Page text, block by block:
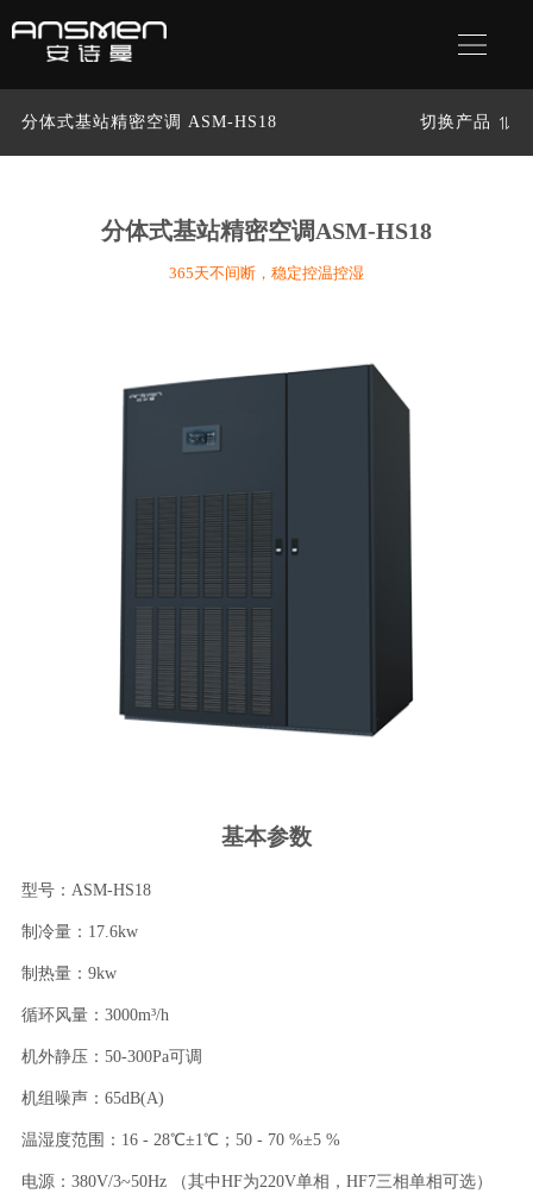
分体式基站精密空调 ASM-HS18 切换产品
分体式基站精密空调ASM-HS18
365天不间断，稳定控温控湿
基本参数
型号：ASM-HS18
制冷量：17.6kw
制热量：9kw
循环风量：3000m³/h
机外静压：50-300Pa可调
机组噪声：65dB(A)
温湿度范围：16 - 28℃±1℃；50 - 70 %±5 %
电源：380V/3~50Hz （其中HF为220V单相，HF7三相单相可选）